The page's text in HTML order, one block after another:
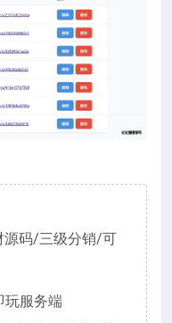
源码/三级分销/可
玩服务端